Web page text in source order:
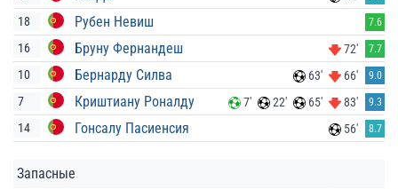
18 Рубен Невиш 7.6
16 Бруну Фернандеш 72' 7.7
10 Бернарду Силва 63' 66' 9.0
7 Криштиану Роналду 7' 22' 65' 83' 9.3
14 Гонсалу Пасиенсия 56' 8.7
Запасные